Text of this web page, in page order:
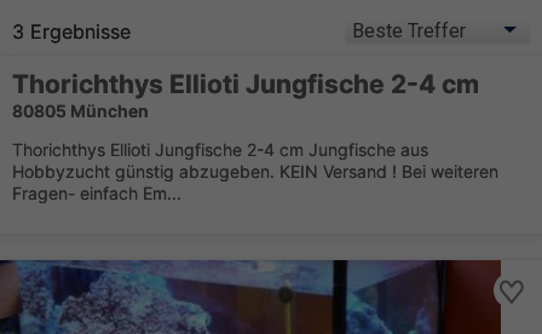
3 Ergebnisse
Thorichthys Ellioti Jungfische 2-4 cm
80805 München
Thorichthys Ellioti Jungfische 2-4 cm Jungfische aus
Hobbyzucht günstig abzugeben. KEIN Versand ! Bei weiteren
Fragen- einfach Em...